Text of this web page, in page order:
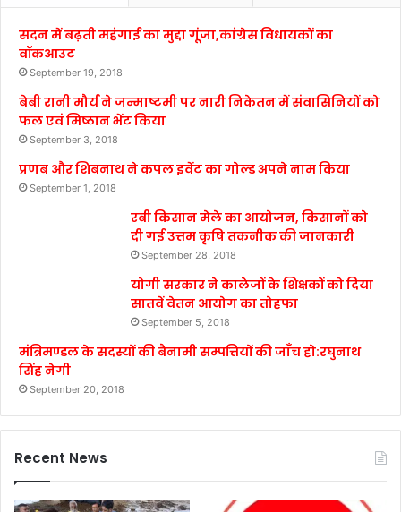
सदन में बढ़ती महंगाई का मुद्दा गूंजा,कांग्रेस विधायकों का
वॉकआउट
September 19, 2018
बेबी रानी मौर्य ने जन्माष्टमी पर नारी निकेतन में संवासिनियों को
फल एवं मिष्ठान भेंट किया
September 3, 2018
प्रणब और शिबनाथ ने कपल इवेंट का गोल्ड अपने नाम किया
September 1, 2018
रबी किसान मेले का आयोजन, किसानों को
दी गई उत्तम कृषि तकनीक की जानकारी
September 28, 2018
योगी सरकार ने कालेजों के शिक्षकों को दिया
सातवें वेतन आयोग का तोहफा
September 5, 2018
मंत्रिमण्डल के सदस्यों की बैनामी सम्पत्तियों की जाँच हो:रघुनाथ
सिंह नेगी
September 20, 2018
Recent News